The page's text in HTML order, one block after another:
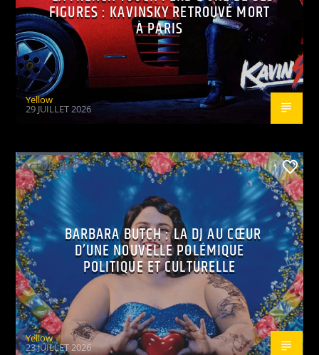
FIGURES : KAVINSKY RETROUVÉ MORT
À PARIS
Yellow
29 JUILLET 2026
ACTUALITÉ 1
BARBARA BUTCH : LA DJ AU CŒUR
D’UNE NOUVELLE POLÉMIQUE
POLITIQUE ET CULTURELLE
Yellow
23 JUILLET 2026